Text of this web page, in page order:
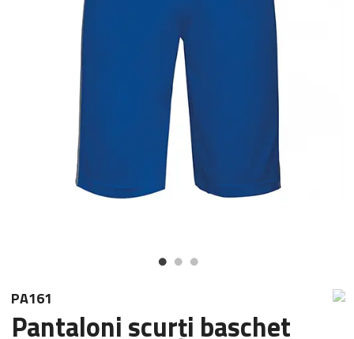
PA161
Pantaloni scurți baschet